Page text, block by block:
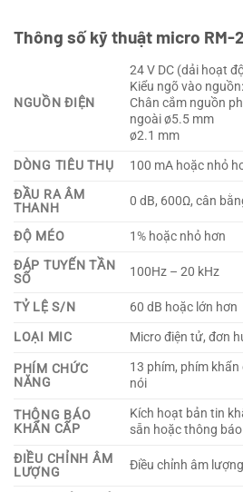
Thông số kỹ thuật micro RM-
NGUỒN ĐIỆN
24 V DC (dải hoạt
Kiểu ngõ vào
Chân cắm nguồn
ngoài ø5.5 mm
ø2.1 mm
DÒNG TIÊU THỤ
100 mA hoặc nhỏ
ĐẦU RA ÂM
THANH
0 dB, 600Ω, cân
ĐỘ MÉO
1% hoặc nhỏ hơn
ĐÁP TUYẾN TẦN
SỐ
100Hz – 20 kHz
TỶ LỆ S/N
60 dB hoặc lớn hơn
LOẠI MIC
Micro điện tử, đơn
PHÍM CHỨC
NĂNG
13 phím, phím
nói
THÔNG BÁO
KHẨN CẤP
Kích hoạt bản tin
sẵn hoặc thông
ĐIỀU CHỈNH ÂM
LƯỢNG
Điều chỉnh âm